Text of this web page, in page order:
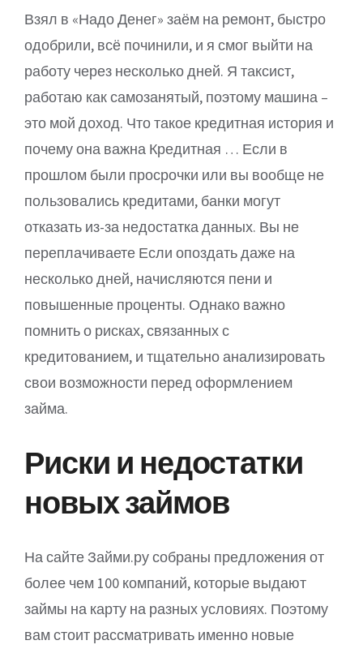
Взял в «Надо Денег» заём на ремонт, быстро
одобрили, всё починили, и я смог выйти на
работу через несколько дней. Я таксист,
работаю как самозанятый, поэтому машина –
это мой доход. Что такое кредитная история и
почему она важна Кредитная … Если в
прошлом были просрочки или вы вообще не
пользовались кредитами, банки могут
отказать из-за недостатка данных. Вы не
переплачиваете Если опоздать даже на
несколько дней, начисляются пени и
повышенные проценты. Однако важно
помнить о рисках, связанных с
кредитованием, и тщательно анализировать
свои возможности перед оформлением
займа.
Риски и недостатки
новых займов
На сайте Займи.ру собраны предложения от
более чем 100 компаний, которые выдают
займы на карту на разных условиях. Поэтому
вам стоит рассматривать именно новые